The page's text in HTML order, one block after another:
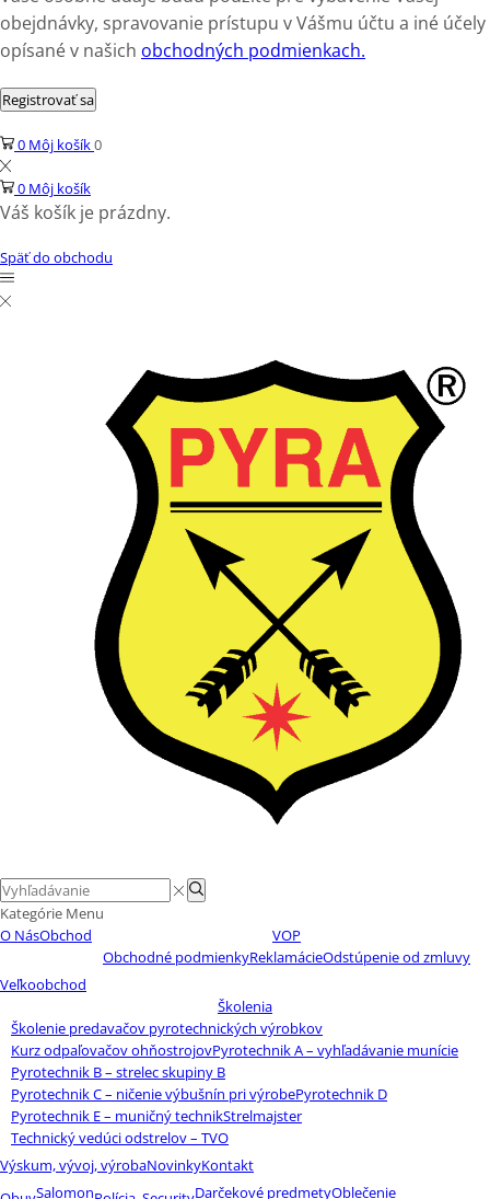
obejdnávky, spravovanie prístupu v Vášmu účtu a iné účely
opísané v našich obchodných podmienkach.
Registrovať sa
0 Môj košík0
0 Môj košík
Váš košík je prázdny.
Späť do obchodu
Search
input
Search
Kategórie Menu
O NásObchod
VOP
Obchodné podmienkyReklamácieOdstúpenie od zmluvy
Veľkoobchod
Školenia
Školenie predavačov pyrotechnických výrobkov
Kurz odpaľovačov ohňostrojovPyrotechnik A – vyhľadávanie munície
Pyrotechnik B – strelec skupiny B
Pyrotechnik C – ničenie výbušnín pri výrobePyrotechnik D
Pyrotechnik E – muničný technikStrelmajster
Technický vedúci odstrelov – TVO
Výskum, vývoj, výrobaNovinkyKontakt
Salomon Darčekové predmetyOblečenie